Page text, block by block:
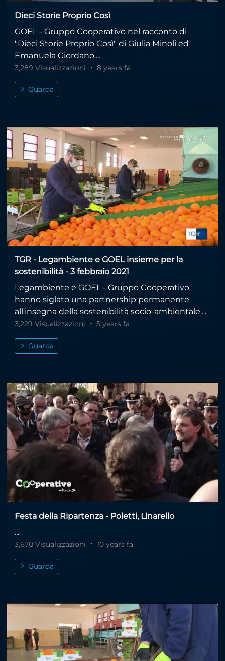
Dieci Storie Proprio Così
GOEL - Gruppo Cooperativo nel racconto di
"Dieci Storie Proprio Così" di Giulia Minoli ed
Emanuela Giordano....
3,289 Visualizzazioni 8 years fa
Guarda
TGR - Legambiente e GOEL insieme per la
sostenibilità - 3 febbraio 2021
Legambiente e GOEL - Gruppo Cooperativo
hanno siglato una partnership permanente
all'insegna della sostenibilità socio-ambientale....
3,229 Visualizzazioni 5 years fa
Guarda
Festa della Ripartenza - Poletti, Linarello
...
3,670 Visualizzazioni 10 years fa
Guarda